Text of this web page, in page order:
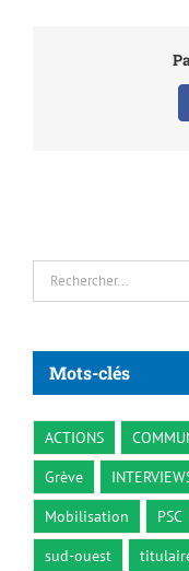
Rechercher:
Mots-clés
ACTIONS
Grève
Mobilisation
PSC
sud-ouest